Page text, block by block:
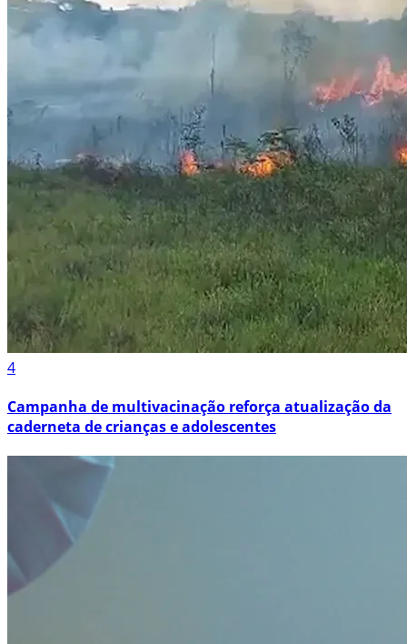
4
Campanha de multivacinação reforça atualização da
caderneta de crianças e adolescentes